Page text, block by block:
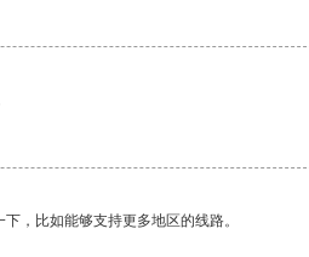
，比如能够支持更多地区的线路。